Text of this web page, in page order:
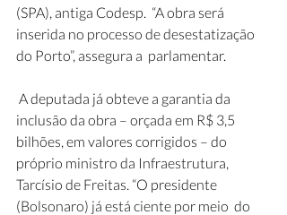
(SPA), antiga Codesp.  “A obra será
inserida no processo de desestatização
do Porto”, assegura a  parlamentar.
inclusão da obra – orçada em R$ 3,5
bilhões, em valores corrigidos – do
próprio ministro da Infraestrutura,
Tarcísio de Freitas. “O presidente
(Bolsonaro) já está ciente por meio  do